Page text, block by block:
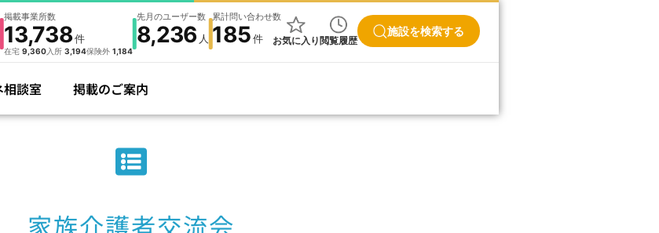
掲載事業所数
13,738件
在宅 9,360入所 3,194保険外 1,184
先月のユーザー数
8,236 人
累計問い合わせ数
185件 お気に入り閲覧履歴
施設を検索する
談室 掲載のご案内
家族介護者交流会